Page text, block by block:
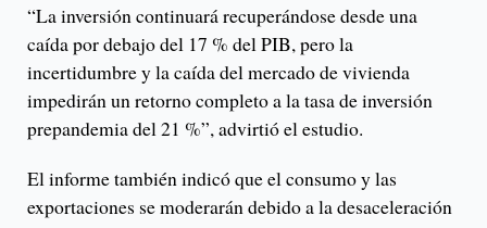
“La inversión continuará recuperándose desde una
caída por debajo del 17 % del PIB, pero la
incertidumbre y la caída del mercado de vivienda
impedirán un retorno completo a la tasa de inversión
prepandemia del 21 %”, advirtió el estudio.
El informe también indicó que el consumo y las
exportaciones se moderarán debido a la desaceleración